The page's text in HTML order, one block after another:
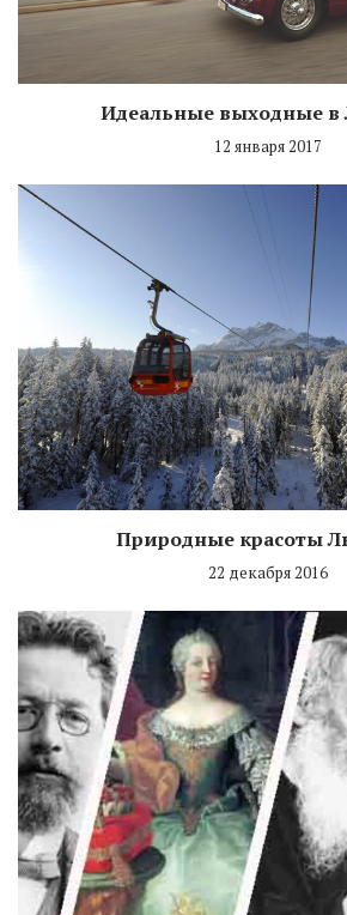
Идеальные выходные
12 января 2017
Природные красоты
22 декабря 2016